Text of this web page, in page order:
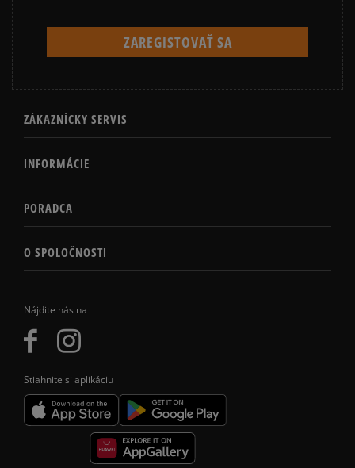
Nájdite nás na
Stiahnite si aplikáciu
ZÁKAZNÍCKY SERVIS
INFORMÁCIE
PORADCA
O SPOLOČNOSTI